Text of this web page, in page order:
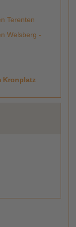
Terenten
Welsberg -
Kronplatz